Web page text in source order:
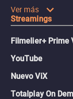
Ver más
Streamings
Filmelier+ Prime
YouTube
Nuevo ViX
Totalplay On